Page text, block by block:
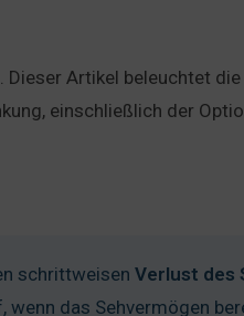
Artikel beleuchtet
einschließlich der
schrittweisen Verlust des
das Sehvermögen